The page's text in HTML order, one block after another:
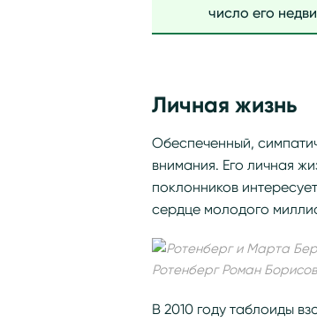
число его
Личная жизнь
Обеспеченный,
внимания. Его личная
поклонников
сердце молодого
Ротенберг Роман
В 2010 году таблоиды